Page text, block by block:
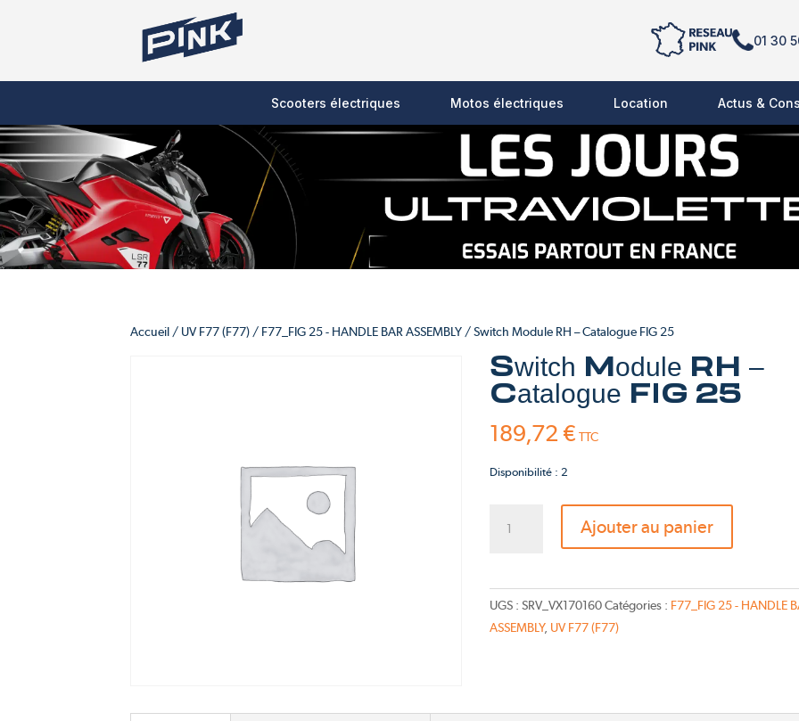
01 30
Scooters électriques Motos électriques Location Actus &
Accueil / UV F77 (F77) / F77_FIG 25 - HANDLE BAR ASSEMBLY / Switch Module RH – Catalogue FIG 25
Switch Module RH –
Catalogue FIG 25
189,72 € TTC
Disponibilité : 2
RH
-
Ajouter au panier
UGS : SRV_VX170160Catégories : F77_FIG 25 - HANDLE
ASSEMBLY, UV F77 (F77)